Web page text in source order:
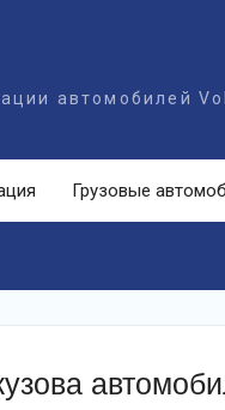
автомобилей
Грузовые